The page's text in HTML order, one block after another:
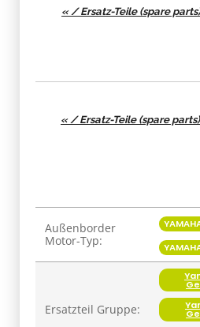
« / Ersatz-Teile (spare
« / Ersatz-Teile (spare
Produkteigenschaft
Wert
Außenborder
Motor-Typ:
Ersatzteil Gruppe: